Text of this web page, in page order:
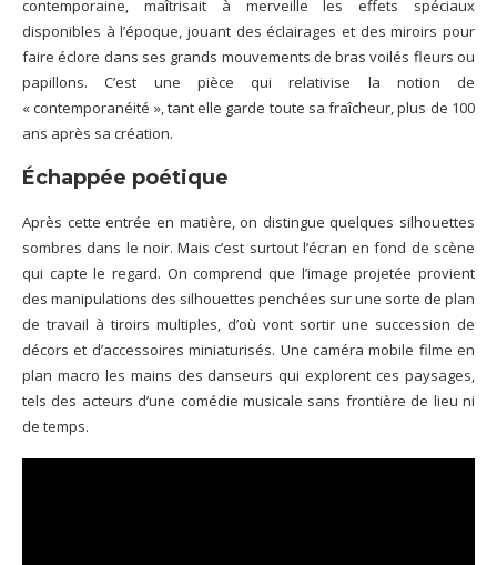
contemporaine, maîtrisait à merveille les effets spéciaux
disponibles à l’époque, jouant des éclairages et des miroirs pour
faire éclore dans ses grands mouvements de bras voilés fleurs ou
papillons. C’est une pièce qui relativise la notion de
« contemporanéité », tant elle garde toute sa fraîcheur, plus de 100
ans après sa création.
Échappée poétique
Après cette entrée en matière, on distingue quelques silhouettes
sombres dans le noir. Mais c’est surtout l’écran en fond de scène
qui capte le regard. On comprend que l’image projetée provient
des manipulations des silhouettes penchées sur une sorte de plan
de travail à tiroirs multiples, d’où vont sortir une succession de
décors et d’accessoires miniaturisés. Une caméra mobile filme en
plan macro les mains des danseurs qui explorent ces paysages,
tels des acteurs d’une comédie musicale sans frontière de lieu ni
de temps.